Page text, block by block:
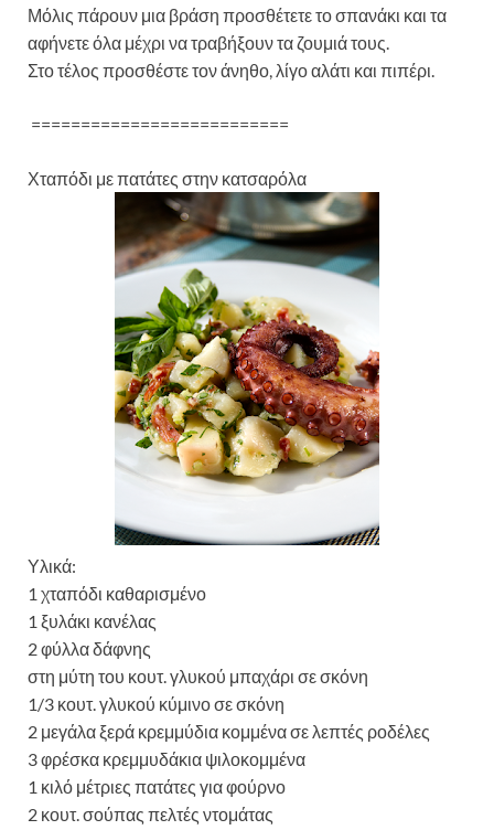
Μόλις πάρουν μια βράση προσθέτετε το σπανάκι και τα
αφήνετε όλα μέχρι να τραβήξουν τα ζουμιά τους.
Στο τέλος προσθέστε τον άνηθο, λίγο αλάτι και πιπέρι.
==========================
Χταπόδι με πατάτες στην κατσαρόλα
Υλικά:
1 χταπόδι καθαρισμένο
1 ξυλάκι κανέλας
2 φύλλα δάφνης
στη μύτη του κουτ. γλυκού μπαχάρι σε σκόνη
1/3 κουτ. γλυκού κύμινο σε σκόνη
2 μεγάλα ξερά κρεμμύδια κομμένα σε λεπτές ροδέλες
3 φρέσκα κρεμμυδάκια ψιλοκομμένα
1 κιλό μέτριες πατάτες για φούρνο
2 κουτ. σούπας πελτές ντομάτας